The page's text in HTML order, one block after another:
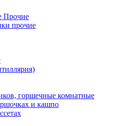
Прочие
прочие
горшечные комнатные
и кашпо